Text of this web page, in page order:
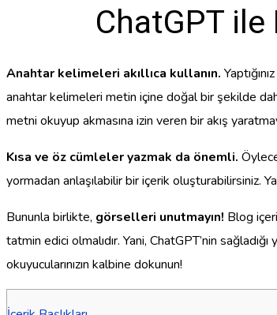
ChatGPT
Anahtar kelimeleri akıllıca kullanın.
anahtar kelimeleri metin içine doğal bir şekilde
metni okuyup akmasına izin veren bir akış
Kısa ve öz cümleler yazmak da önemli.
yormadan anlaşılabilir bir içerik oluşturabilirsiniz.
Bununla birlikte, görselleri unutmayın! Blog
tatmin edici olmalıdır. Yani, ChatGPT’nin
okuyucularınızın kalbine dokunun!